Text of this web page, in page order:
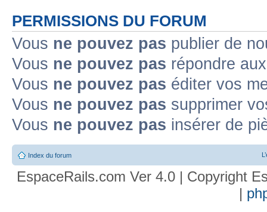
PERMISSIONS DU FORUM
Vous ne pouvez pas publier de
Vous ne pouvez pas répondre
Vous ne pouvez pas éditer vos
Vous ne pouvez pas supprimer
Vous ne pouvez pas insérer de
Index du forum
EspaceRails.com Ver 4.0 | Copyright
|